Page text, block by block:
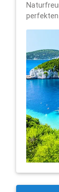
perfekten